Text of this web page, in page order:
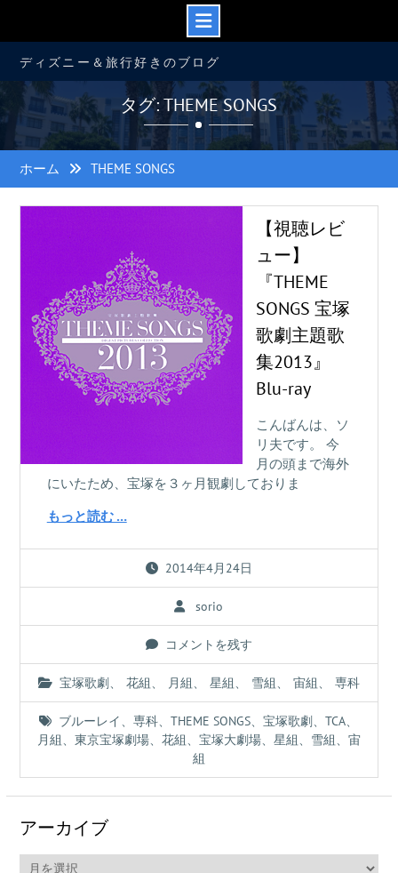
ン
ツ
へ
キ
ディズニー＆旅行好きのブログ
タグ: THEME SONGS
ホーム THEME SONGS
【視聴レビ
ュー】
『THEME
SONGS 宝塚
歌劇主題歌
集2013』
Blu-ray
こんばんは、ソ
リ夫です。 今
月の頭まで海外
にいたため、宝塚を３ヶ月観劇しておりま
もっと読む …
2014年4月24日
sorio
コメントを残す
宝塚歌劇、 花組、 月組、 星組、 雪組、 宙組、 専科
ブルーレイ、専科、THEME SONGS、宝塚歌劇、TCA、
月組、 東京宝塚劇場、 花組、 宝塚大劇場、 星組、 雪組、 宙
組
アーカイブ
ア